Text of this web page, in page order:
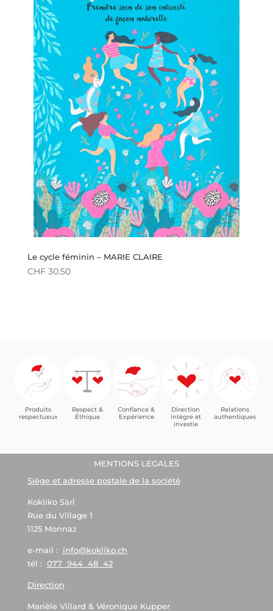
Le cycle féminin – MARIE CLAIRE
CHF30.50
Produits
respectueux
Respect &
Éthique
Confiance &
Expérience
Direction
intègre et
investie
Relations
authentiques
MENTIONS LEGALES
Siège et adresse postale de la société
Kokliko Sàrl
Rue du Village 1
1125 Monnaz
e-mail : info@kokliko.ch
tél : 077 944 48 42
Direction
Marièle Villard & Véronique Kupper